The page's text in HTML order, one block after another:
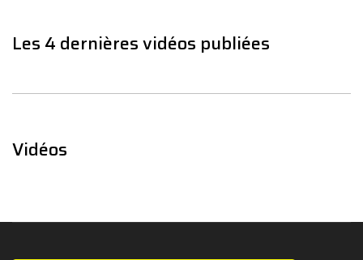
Les 4 dernières vidéos publiées
Vidéos